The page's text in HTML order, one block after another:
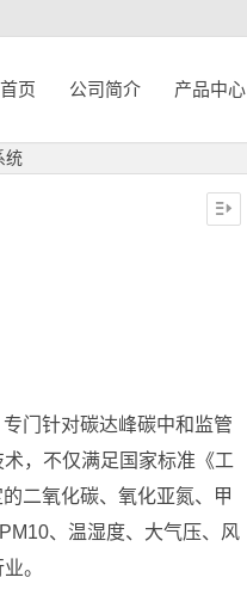
首页 公司简介 产品中心
统
门针对碳达峰碳中和监管
，不仅满足国家标准《工
二氧化碳、氧化亚氮、甲
、温湿度、大气压、风
。